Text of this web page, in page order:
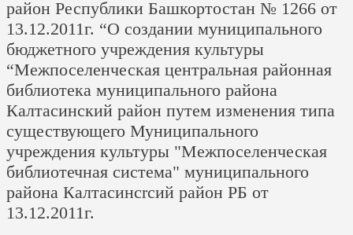
район Республики Башкортостан № 1266 от
13.12.2011г. “О создании муниципального
бюджетного учреждения культуры
“Межпоселенческая центральная районная
библиотекa муниципального района
Калтасинский район путем изменения типа
существующего Муниципального
учреждения культуры "Межпоселенческая
библиотечная система" муниципального
района Калтасинсrсий район РБ от
13.12.2011г.